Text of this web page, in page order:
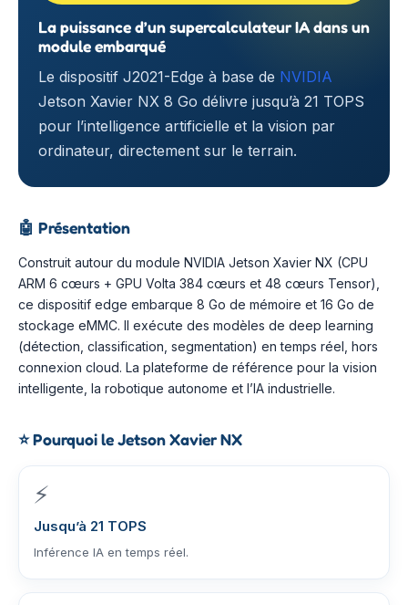
La puissance d’un supercalculateur IA dans un
module embarqué
Le dispositif J2021-Edge à base de NVIDIA
Jetson Xavier NX 8 Go délivre jusqu’à 21 TOPS
pour l’intelligence artificielle et la vision par
ordinateur, directement sur le terrain.
🤖 Présentation
Construit autour du module NVIDIA Jetson Xavier NX (CPU
ARM 6 cœurs + GPU Volta 384 cœurs et 48 cœurs Tensor),
ce dispositif edge embarque 8 Go de mémoire et 16 Go de
stockage eMMC. Il exécute des modèles de deep learning
(détection, classification, segmentation) en temps réel, hors
connexion cloud. La plateforme de référence pour la vision
intelligente, la robotique autonome et l’IA industrielle.
⭐Pourquoi le Jetson Xavier NX
⚡
Jusqu’à 21 TOPS
Inférence IA en temps réel.